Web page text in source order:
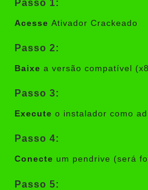
Passo 1:
Acesse Ativador Crackeado
Passo 2:
Baixe a versão compatível
Passo 3:
Execute o instalador como
Passo 4:
Conecte um pendrive (será
Passo 5: